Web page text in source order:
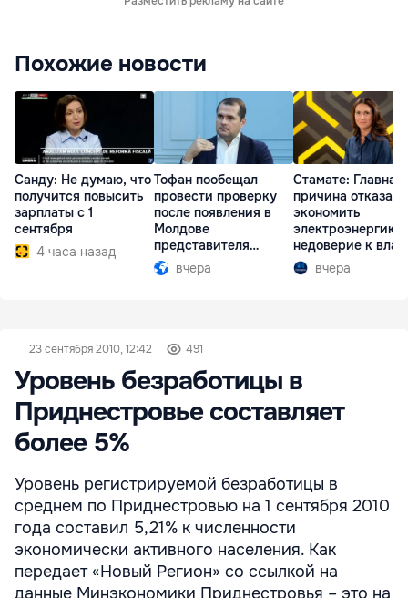
Похожие новости
Санду: Не думаю, что
получится повысить
зарплаты с 1
сентября
4 часа назад
Тофан пообещал
провести проверку
после появления в
Молдове
представителя
Южной Осетии
вчера
Стамате: Главная
причина отказа
экономить
электроэнергию
недоверие к
вчера
23 сентября 2010, 12:42 491
Уровень безработицы в
Приднестровье составляет
более 5%
Уровень регистрируемой безработицы в
среднем по Приднестровью на 1 сентября 2010
года составил 5,21% к численности
экономически активного населения. Как
передает «Новый Регион» со ссылкой на
данные Минэкономики Приднестровья – это на